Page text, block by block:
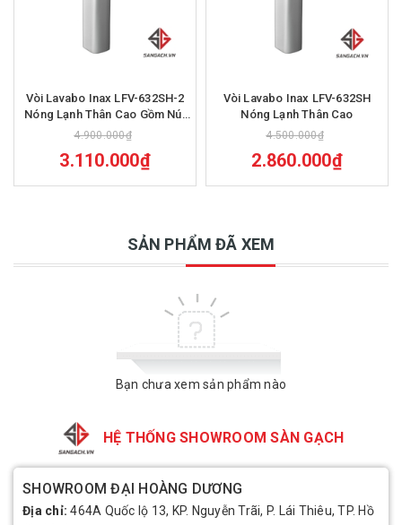
Vòi Lavabo Inax LFV-632SH-2
Nóng Lạnh Thân Cao Gồm Nút
Chặn Nước
4.900.000₫
3.110.000₫
Vòi Lavabo Inax LFV-632SH
Nóng Lạnh Thân Cao
4.500.000₫
2.860.000₫
SẢN PHẨM ĐÃ XEM
Bạn chưa xem sản phẩm nào
HỆ THỐNG SHOWROOM SÀN GẠCH
SHOWROOM ĐẠI HOÀNG DƯƠNG
Địa chỉ:464A Quốc lộ 13, KP. Nguyễn Trãi, P. Lái Thiêu, TP. Hồ